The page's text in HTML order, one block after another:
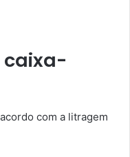
caixa-
com a litragem